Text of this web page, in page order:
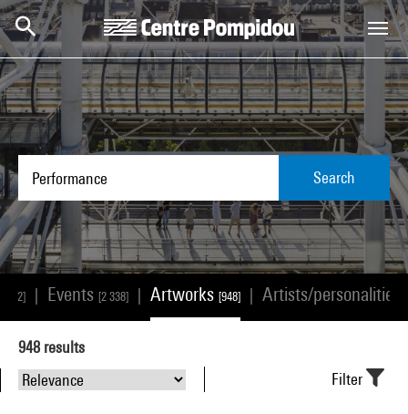
Skip to main content
Centre Pompidou
Search
[2] Events [2 338] Artworks [948] Artists/personalities
948 results
Filter